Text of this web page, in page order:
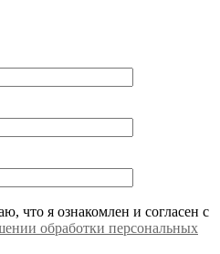
что я ознакомлен и согласен с
обработки персональных